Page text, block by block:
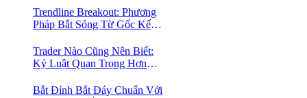
Trendline Breakout: Phương
Pháp Bắt Sóng Từ Gốc Kết
Cho Trader Forex
Trader Nào Cũng Nên Biết:
Kỷ Luật Quan Trọng Hơn
Bắt Đỉnh Bắt Đáy Chuẩn Với